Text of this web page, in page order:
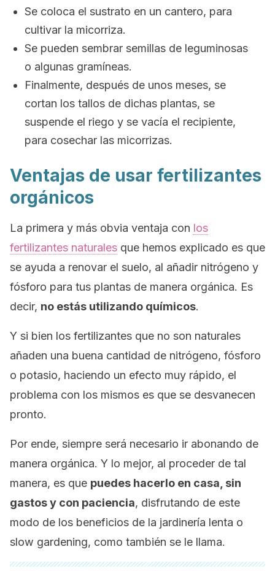
Se coloca el sustrato en un cantero, para
cultivar la micorriza.
Se pueden sembrar semillas de leguminosas
o algunas gramíneas.
Finalmente, después de unos meses, se
cortan los tallos de dichas plantas, se
suspende el riego y se vacía el recipiente,
para cosechar las micorrizas.
Ventajas de usar fertilizantes
orgánicos
La primera y más obvia ventaja con los
fertilizantes naturales que hemos explicado es que
se ayuda a renovar el suelo, al añadir nitrógeno y
fósforo para tus plantas de manera orgánica. Es
decir, no estás utilizando químicos.
Y si bien los fertilizantes que no son naturales
añaden una buena cantidad de nitrógeno, fósforo
o potasio, haciendo un efecto muy rápido, el
problema con los mismos es que se desvanecen
pronto.
Por ende, siempre será necesario ir abonando de
manera orgánica. Y lo mejor, al proceder de tal
manera, es que puedes hacerlo en casa, sin
gastos y con paciencia, disfrutando de este
modo de los beneficios de la jardinería lenta o
slow gardening, como también se le llama.